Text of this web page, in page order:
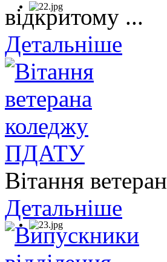
відкритому ...
Детальніше
Вітання
Детальніше